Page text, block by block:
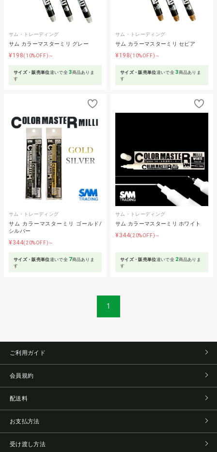
サム・トレーディング
サム カラーマスターミリ グレー
¥198(10%OFF)～
サイズ・販売単位違いで全3商品ありま
す
サム・トレーディング
サム カラーマスターミリ セピア
¥198(10%OFF)～
サイズ・販売単位違いで全3商品ありま
す
サム・トレーディング
サム カラーマスターミリ ゴールド/
シルバー
¥344(20%OFF)～
サイズ・販売単位違いで全 7商品ありま
す
サム・トレーディング
サム カラーマスターミリ ホワイト
¥344(20%OFF)～
サイズ・販売単位違いで全 2商品ありま
す
1
ご利用ガイド
会員規約
配送料
お支払方法
受け渡し方法